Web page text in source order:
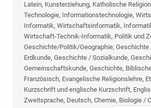
Latein, Kunsterziehung, Katholische
Technologie, Informationstechnologie,
Informatik, Wirtschaftsinformatik,
Wirtschaft-Technik-Informatik, Politik und
Geschichte/Politik/Geographie, Geschichte
Erdkunde, Geschichte / Sozialkunde,
Gemeinschaftskunde, Geschichte,
Französisch, Evangelische Religionslehre,
Kurzschrift und englische Kurzschrift,
Zweitsprache, Deutsch, Chemie, Biologie /